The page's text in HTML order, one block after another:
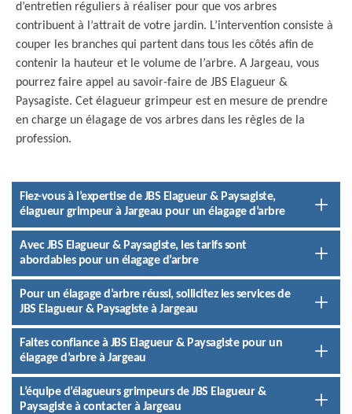
d’entretien réguliers à réaliser pour que vos arbres
contribuent à l’attrait de votre jardin. L’intervention consiste à
couper les branches qui partent dans tous les côtés afin de
contenir la hauteur et le volume de l’arbre. A Jargeau, vous
pourrez faire appel au savoir-faire de JBS Elagueur &
Paysagiste. Cet élagueur grimpeur est en mesure de prendre
en charge un élagage de vos arbres dans les règles de la
profession.
Fiez-vous à l’expertise de JBS Elagueur & Paysagiste,
élagueur grimpeur à Jargeau pour un élagage d’arbre
Avec JBS Elagueur & Paysagiste, les tarifs sont
abordables pour un élagage d’arbre
Pour un élagage d’arbre réussi, sollicitez les services de
JBS Elagueur & Paysagiste à Jargeau
Faites confiance à JBS Elagueur & Paysagiste pour un
élagage d’arbre à Jargeau
L’équipe d’élagueurs grimpeurs de JBS Elagueur &
Paysagiste à contacter à Jargeau